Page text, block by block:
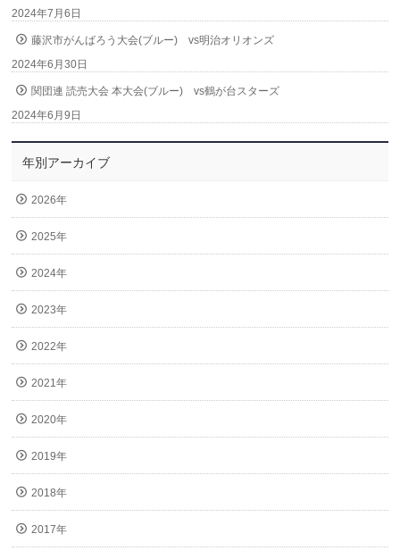
2024年7月6日
藤沢市がんばろう大会(ブルー) vs明治オリオンズ
2024年6月30日
関団連 読売大会 本大会(ブルー) vs鶴が台スターズ
2024年6月9日
年別アーカイブ
2026年
2025年
2024年
2023年
2022年
2021年
2020年
2019年
2018年
2017年